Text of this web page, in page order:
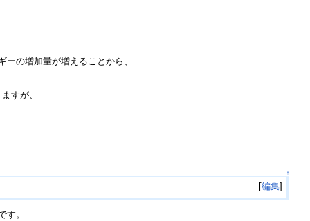
の増加量が増えることから、
すが、
↑
[編集]
す。